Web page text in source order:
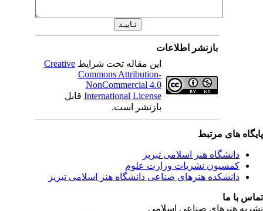
بازنشر اطلاعات
این مقاله تحت شرایطCreative
Commons Attribution-
NonCommercial 4.0
International Licenseقابل
بازنشر است.
مرتبط
هنر اسلامی تبریز
نشریات وزارت علوم
هنرهای صناعی دانشگاه هنر اسلامی تبریز
صناعی اسلامی